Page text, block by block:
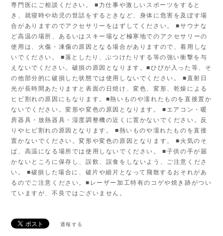
専門医にご相談ください。 ■力仕事や激しいスポーツをすると
き、就寝時や幼児の世話をするときなど、身体に危害を及ぼす場
合がありますのでアクセサリーをはずしてください。 ■サウナな
ど高温の場所、あるいはスキー場など極寒地でのアクセサリーの
使用は、火傷・凍傷の原因となる場合がありますので、着用しな
いでください。 ■落としたり、ぶつけたりする等の強い衝撃を与
えないでください。破損の原因となります。■ひびが入った等、そ
の他部分的に破損した状態では使用しないでください。 ■直射日
光が長時間あたりますと表面の日焼け、変色、変形、乾燥による
ヒビ割れの原因にもなります。■熱いものや濡れたものを直接置か
ないでください。変形や変色の原因となります。 ■エアコン・暖
房器具・放熱器具・湿度調整機の近くに置かないでください。反
りやヒビ割れの原因となります。 ■熱いものや濡れたものを直接
置かないでください。変形や変色の原因となります。 ■火気のそ
ば、高温になる場所では使用しないでください。 ■子供の手が届
かないところに保存し、誤飲、誤食をしないよう、ご注意くださ
い。 ■破損した場合に、破片や細片となって飛散するおそれがあ
るのでご注意ください。■レーザー加工特有のコゲや焼き跡がつい
ていますが、不良ではございません。
通報する